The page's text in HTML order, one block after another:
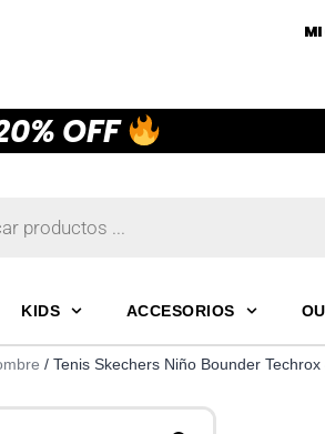
MI
OFF
KIDS ACCESORIOS
/ Tenis Skechers Niño Bounder